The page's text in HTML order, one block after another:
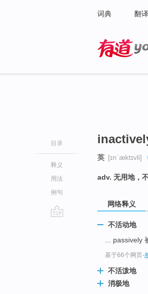
词典 翻译
目录
释义
用法
例句
英 [ɪnˈæktɪvli]
adv. 无用地，
网络释义
不活动地
... passively
基于66个网页-
不活泼地
消极地